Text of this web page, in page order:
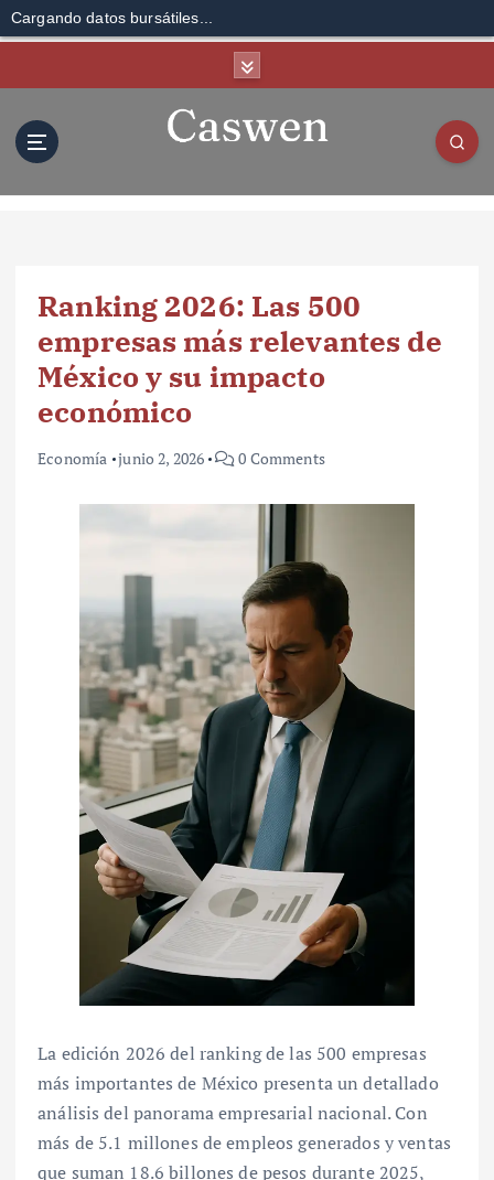
Cargando datos bursátiles...
Ranking 2026: Las 500
empresas más relevantes de
México y su impacto
económico
Economía junio 2, 2026 0 Comments
La edición 2026 del ranking de las 500 empresas
más importantes de México presenta un detallado
análisis del panorama empresarial nacional. Con
más de 5.1 millones de empleos generados y ventas
que suman 18.6 billones de pesos durante 2025,